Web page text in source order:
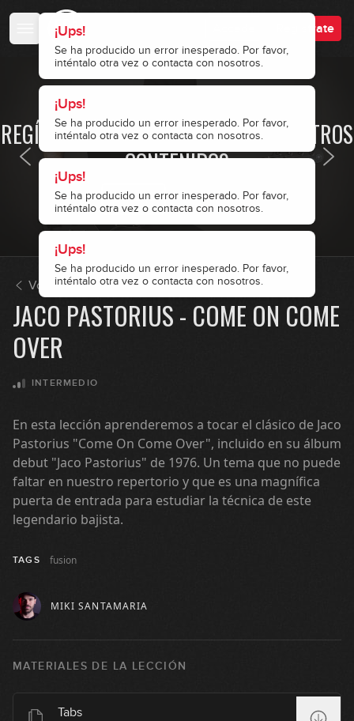
¡Ups!
Se ha producido un error inesperado. Por favor,
inténtalo otra vez o contacta con nosotros.
¡Ups!
Se ha producido un error inesperado. Por favor,
inténtalo otra vez o contacta con nosotros.
¡Ups!
Se ha producido un error inesperado. Por favor,
inténtalo otra vez o contacta con nosotros.
¡Ups!
Se ha producido un error inesperado. Por favor,
inténtalo otra vez o contacta con nosotros.
Regístrate
REGÍSTRATE Y ACCEDE A TODOS NUESTROS
CONTENIDOS
Accede Regístrate
Volver a Repertorio
JACO PASTORIUS - COME ON COME
OVER
INTERMEDIO
En esta lección aprenderemos a tocar el clásico de Jaco
Pastorius "Come On Come Over", incluido en su álbum
debut "Jaco Pastorius" de 1976. Un tema que no puede
faltar en nuestro repertorio y que es una magnífica
puerta de entrada para estudiar la técnica de este
legendario bajista.
TAGS fusion
MIKI SANTAMARIA
MATERIALES DE LA LECCIÓN
Tabs